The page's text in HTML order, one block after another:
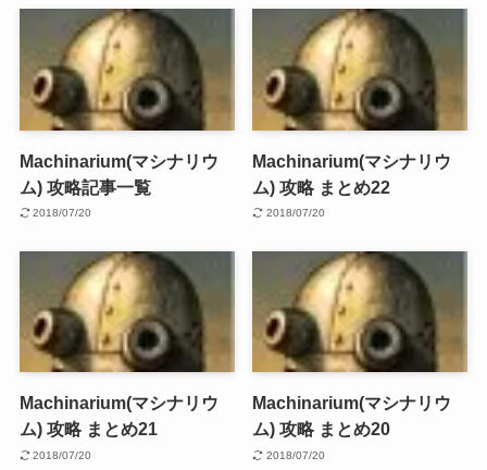
Machinarium(マシナリウ
ム) 攻略記事一覧
2018/07/20
Machinarium(マシナリウ
ム) 攻略 まとめ22
2018/07/20
Machinarium(マシナリウ
ム) 攻略 まとめ21
2018/07/20
Machinarium(マシナリウ
ム) 攻略 まとめ20
2018/07/20